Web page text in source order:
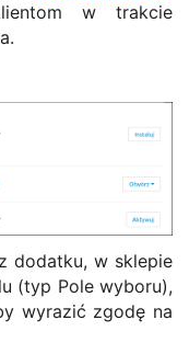
w trakcie
dodatku, w sklepie
(typ Pole wyboru),
wyrazić zgodę na